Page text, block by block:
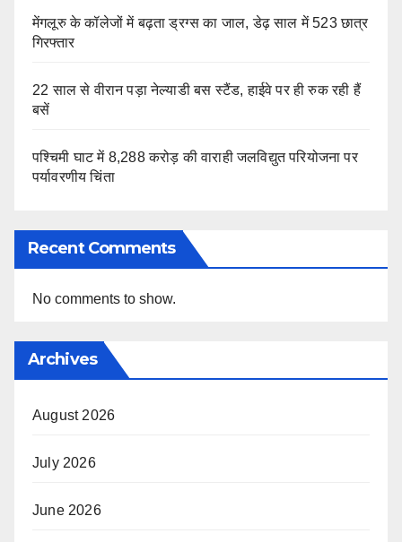
मेंगलूरु के कॉलेजों में बढ़ता ड्रग्स का जाल, डेढ़ साल में 523 छात्र
गिरफ्तार
22 साल से वीरान पड़ा नेल्याडी बस स्टैंड, हाईवे पर ही रुक रही हैं
बसें
पश्चिमी घाट में 8,288 करोड़ की वाराही जलविद्युत परियोजना पर
पर्यावरणीय चिंता
Recent Comments
No comments to show.
Archives
August 2026
July 2026
June 2026